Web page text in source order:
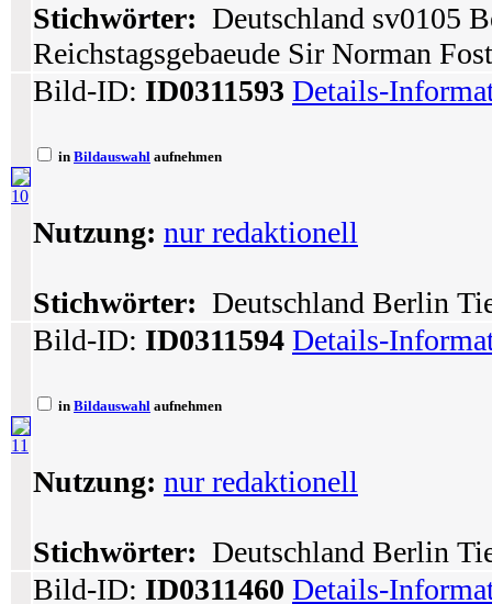
Stichwörter: Deutschland sv0105
Reichstagsgebaeude Sir Norman
10
Bild-ID: ID0311593 Details-
in Bildauswahl aufnehmen
Nutzung: nur redaktionell
Stichwörter: Deutschland Berlin
11
Bild-ID: ID0311594 Details-
in Bildauswahl aufnehmen
Nutzung: nur redaktionell
Stichwörter: Deutschland Berlin
Bild-ID: ID0311460 Details-